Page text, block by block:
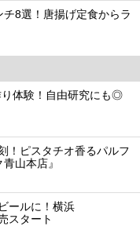
チ8選！唐揚げ定食からラ
体験！自由研究にも◎
！ピスタチオ香るパルフ
山本店』
ールに！横浜
スタート